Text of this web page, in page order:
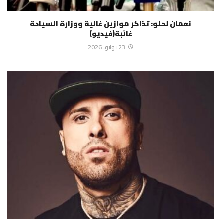
نعمان لحلو: تذاكر موازين غالية ووزارة السياحة
غائبة(فيديو)
23 يونيو، 2026